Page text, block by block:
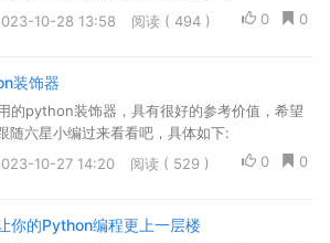
0
0
10-28 13:58 阅读 ( 494 )
装饰器
的python装饰器，具有很好的参考价值，希望
随六星小编过来看看吧，具体如下:
0
0
10-27 14:20 阅读 ( 529 )
你的Python编程更上一层楼